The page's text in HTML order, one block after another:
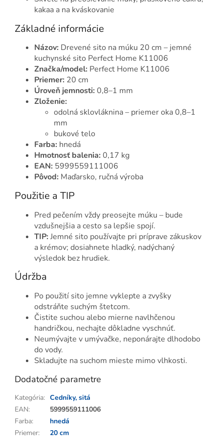
kakaa a na kváskovanie
Základné informácie
Názov: Drevené sito na múku 20 cm – jemné
kuchynské sito Perfect Home K11006
Značka/model: Perfect Home K11006
Priemer: 20 cm
Úroveň jemnosti: 0,8–1 mm
Zloženie:
odolná sklovláknina – priemer oka 0,8–1
mm
bukové telo
Farba: hnedá
Hmotnosť balenia: 0,17 kg
EAN: 5999559111006
Pôvod: Maďarsko, ručná výroba
Použitie a TIP
Pred pečením vždy preosejte múku – bude
vzdušnejšia a cesto sa lepšie spojí.
TIP: Jemné sito používajte pri príprave zákuskov
a krémov; dosiahnete hladký, nadýchaný
výsledok bez hrudiek.
Údržba
Po použití sito jemne vyklepte a zvyšky
odstráňte suchým štetcom.
Čistite suchou alebo mierne navlhčenou
handričkou, nechajte dôkladne vyschnúť.
Neumývajte v umývačke, neponárajte dlhodobo
do vody.
Skladujte na suchom mieste mimo vlhkosti.
Dodatočné parametre
Kategória: Cedníky, sitá
EAN:
5999559111006
Farba:
hnedá
Priemer: 20 cm